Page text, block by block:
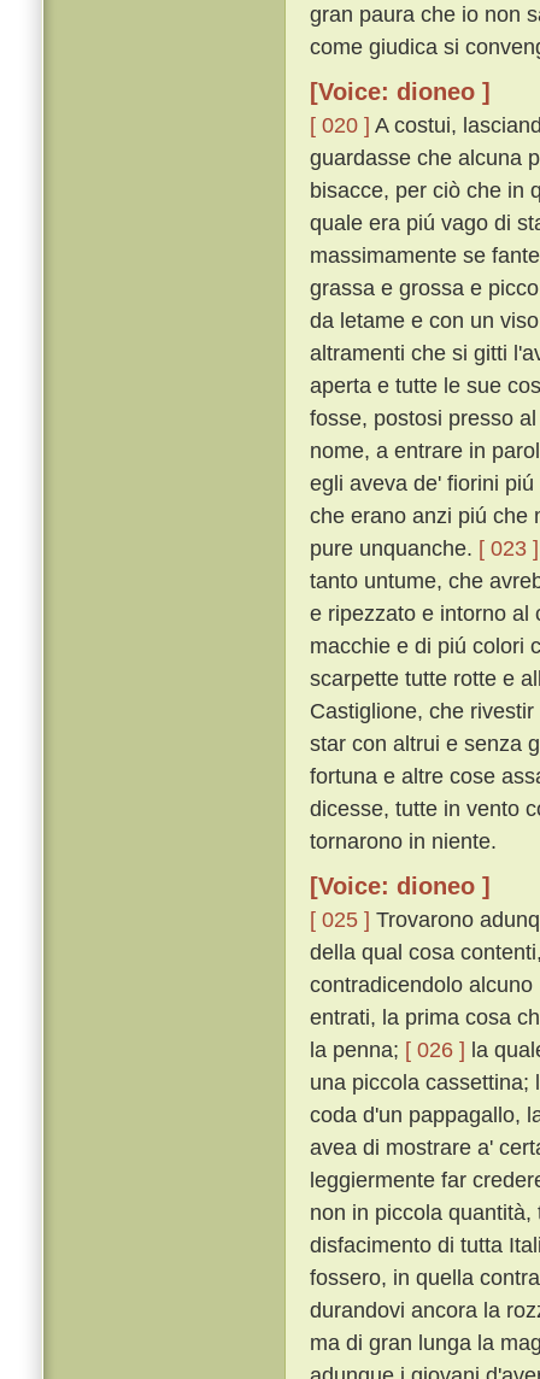
gran paura che io non
come giudica si
[Voice: dioneo ]
[ 020 ] A costui,
guardasse che alcuna
bisacce, per ciò che in
quale era piú vago di
massimamente se
grassa e grossa e
da letame e con un
altramenti che si gitti
aperta e tutte le sue
fosse, postosi presso
nome, a entrare in
egli aveva de' fiorini
che erano anzi piú che
pure unquanche. [ 023 ]
tanto untume, che
e ripezzato e intorno al
macchie e di piú colori
scarpette tutte rotte e
Castiglione, che
star con altrui e senza
fortuna e altre cose
dicesse, tutte in vento
tornarono in niente.
[Voice: dioneo ]
[ 025 ] Trovarono
della qual cosa
contradicendolo
entrati, la prima cosa
la penna; [ 026 ] la
una piccola cassettina;
coda d'un pappagallo,
avea di mostrare a'
leggiermente far
non in piccola
disfacimento di tutta
fossero, in quella
durandovi ancora la
ma di gran lunga la